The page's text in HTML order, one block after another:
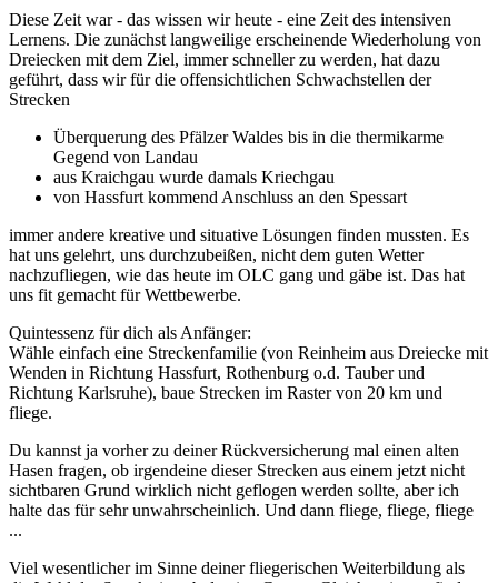
Diese Zeit war - das wissen wir heute - eine Zeit des intensiven
Lernens. Die zunächst langweilige erscheinende Wiederholung von
Dreiecken mit dem Ziel, immer schneller zu werden, hat dazu
geführt, dass wir für die offensichtlichen Schwachstellen der
Strecken
Überquerung des Pfälzer Waldes bis in die thermikarme
Gegend von Landau
aus Kraichgau wurde damals Kriechgau
von Hassfurt kommend Anschluss an den Spessart
immer andere kreative und situative Lösungen finden mussten. Es
hat uns gelehrt, uns durchzubeißen, nicht dem guten Wetter
nachzufliegen, wie das heute im OLC gang und gäbe ist. Das hat
uns fit gemacht für Wettbewerbe.
Quintessenz für dich als Anfänger:
Wähle einfach eine Streckenfamilie (von Reinheim aus Dreiecke mit
Wenden in Richtung Hassfurt, Rothenburg o.d. Tauber und
Richtung Karlsruhe), baue Strecken im Raster von 20 km und
fliege.
Du kannst ja vorher zu deiner Rückversicherung mal einen alten
Hasen fragen, ob irgendeine dieser Strecken aus einem jetzt nicht
sichtbaren Grund wirklich nicht geflogen werden sollte, aber ich
halte das für sehr unwahrscheinlich. Und dann fliege, fliege, fliege
...
Viel wesentlicher im Sinne deiner fliegerischen Weiterbildung als